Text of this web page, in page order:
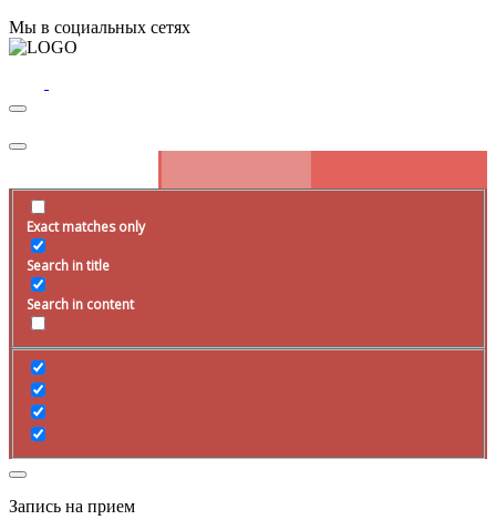
Мы в социальных сетях
Exact matches only
Search in title
Search in content
Запись на прием